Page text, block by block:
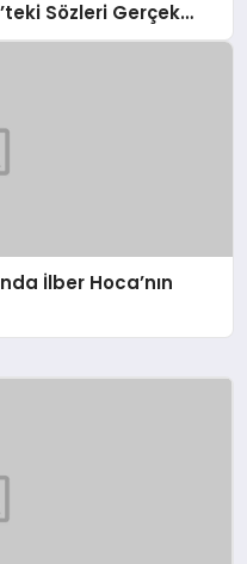
Sözleri Gerçek
İlber Hoca’nın